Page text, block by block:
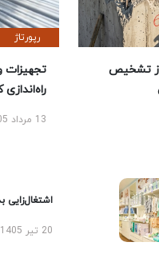
تشخیص
رپورتاژ
تجهیزات
13 مرداد 1405
اشتغال‌زایی
20 تیر 1405